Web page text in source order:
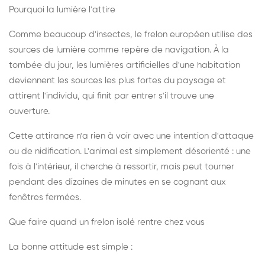
Pourquoi la lumière l'attire
Comme beaucoup d'insectes, le frelon européen utilise des
sources de lumière comme repère de navigation. À la
tombée du jour, les lumières artificielles d'une habitation
deviennent les sources les plus fortes du paysage et
attirent l'individu, qui finit par entrer s'il trouve une
ouverture.
Cette attirance n'a rien à voir avec une intention d'attaque
ou de nidification. L'animal est simplement désorienté : une
fois à l'intérieur, il cherche à ressortir, mais peut tourner
pendant des dizaines de minutes en se cognant aux
fenêtres fermées.
Que faire quand un frelon isolé rentre chez vous
La bonne attitude est simple :